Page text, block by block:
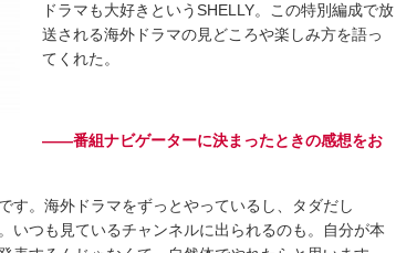
ドラマも大好きというSHELLY。この特別編成で放
送される海外ドラマの見どころや楽しみ方を語っ
てくれた。
――番組ナビゲーターに決まったときの感想をお
。海外ドラマをずっとやっているし、タダだし
いつも見ているチャンネルに出られるのも。自分が本